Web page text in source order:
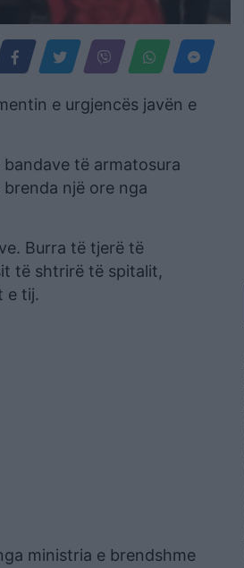
e urgjencës javën e
të armatosura
një ore nga
Burra të tjerë të
të shtrirë të spitalit,
e tij.
ministria e brendshme